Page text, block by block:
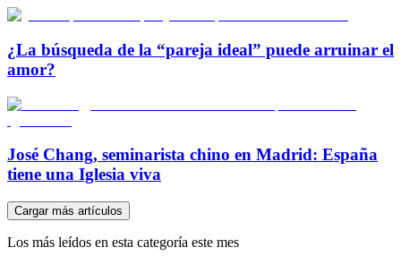
¿La búsqueda de la “pareja ideal” puede arruinar el
amor?
José Chang, seminarista chino en Madrid: España
tiene una Iglesia viva
Cargar más artículos
Los más leídos en esta categoría este mes